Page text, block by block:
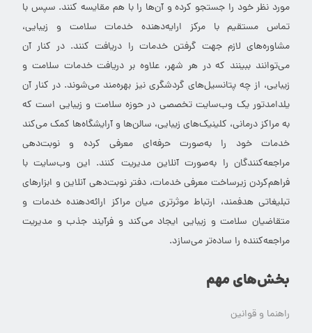
مورد نظر خود را جستجو کرده و آن‌ها را با هم مقایسه کنند. سپس با
تماس مستقیم با مرکز ارایه‌دهنده خدمات سلامت و زیبایی،
مشاوره‌های لازم جهت گرفتن خدمات را دریافت کنند. در کنار آن
می‌توانند ببینند که در هر شهر، علاوه بر دریافت خدمات سلامت و
زیبایی، از چه پتانسیل‌های گردشگری نیز بهره‌مند می‌شوند. در کنار آن
یلدامدتور یک وب‌سایت تخصصی در حوزه سلامت و زیبایی است که
به مراکز درمانی، کلینیک‌های زیبایی، سالن‌ها و آرایشگاه‌ها کمک می‌کند
خدمات خود را به‌صورت حرفه‌ای معرفی کرده و نوبت‌دهی
مراجعه‌کنندگان را به‌صورت آنلاین مدیریت کنند. این وب‌سایت با
فراهم‌کردن زیرساخت معرفی خدمات، دفتر نوبت‌دهی آنلاین و ابزارهای
تبلیغاتی هدفمند، ارتباط موثرتری میان مراکز ارائه‌دهنده خدمات و
متقاضیان سلامت و زیبایی ایجاد می‌کند و فرآیند جذب و مدیریت
مراجعه‌کننده را ساده‌تر می‌سازد.
بخش‌های مهم
راهنما و قوانین